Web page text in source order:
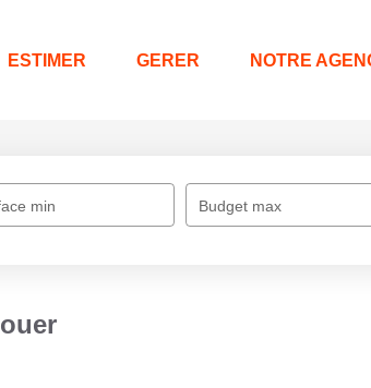
ESTIMER GERER NOTRE
min Budget max